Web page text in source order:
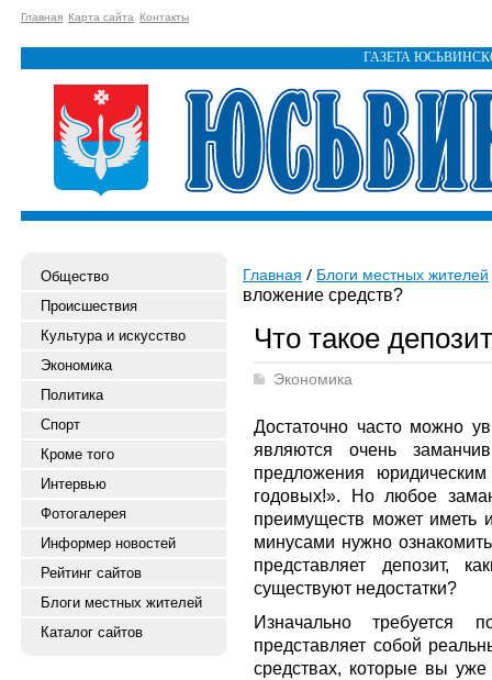
Главная Карта сайта Контакты
ГАЗЕТА
Общество
Происшествия
Культура и искусство
Экономика
Политика
Спорт
Кроме того
Интервью
Фотогалерея
Информер новостей
Рейтинг сайтов
Блоги местных жителей
Каталог сайтов
Главная Блоги местных жителей
вложение средств?
Что такое
Экономика
Достаточно часто можно
являются очень
предложения
годовых!». Но любое
преимуществ может
минусами нужно
представляет депозит,
существуют недостатки?
Изначально требуется
представляет собой
средствах, которые вы уже